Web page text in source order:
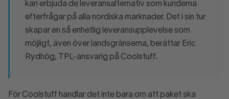
kan erbjuda de leveransalternativ som kunderna
efterfrågar på alla nordiska marknader. Det i sin tur
skapar en så enhetlig leveransupplevelse som
möjligt, även över landsgränserna, berättar Eric
Rydhög, TPL-ansvarig på Coolstuff.
För Coolstuff handlar det inte bara om att paket ska